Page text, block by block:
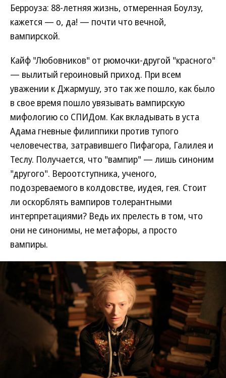
Берроуза: 88-летняя жизнь, отмеренная Боулзу,
кажется — о, да! — почти что вечной,
вампирской.
Кайф "Любовников" от рюмочки-другой "красного"
— вылитый героиновый приход. При всем
уважении к Джармушу, это так же пошло, как было
в свое время пошло увязывать вампирскую
мифологию со СПИДом. Как вкладывать в уста
Адама гневные филиппики против тупого
человечества, затравившего Пифагора, Галилея и
Теслу. Получается, что "вампир" — лишь синоним
"другого". Вероотступника, ученого,
подозреваемого в колдовстве, иудея, гея. Стоит
ли оскорблять вампиров толерантными
интерпретациями? Ведь их прелесть в том, что
они не синонимы, не метафоры, а просто
вампиры.